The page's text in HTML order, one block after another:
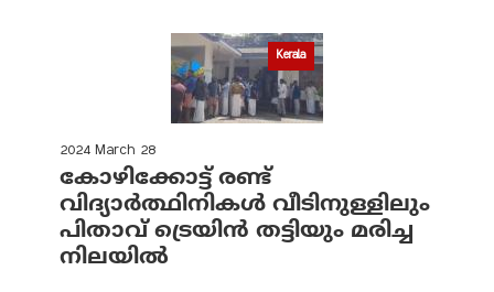
Kerala
2024 March 28
കോഴിക്കോട്ട് രണ്ട്
വിദ്യാർത്ഥിനികൾ വീടിനുള്ളിലും
പിതാവ് ട്രെയിൻ തട്ടിയും മരിച്ച
നിലയിൽ